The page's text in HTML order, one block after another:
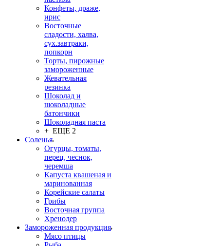
Конфеты, драже,
ирис
Восточные
сладости, халва,
сух.завтраки,
попкорн
Торты, пирожные
замороженные
Жевательная
резинка
Шоколад и
шоколадные
батончики
Шоколадная паста
+ ЕЩЕ 2
Соленья
Огурцы, томаты,
перец, чеснок,
черемша
Капуста квашеная и
маринованная
Корейские салаты
Грибы
Восточная группа
Хренодер
Замороженная продукция
Мясо птицы